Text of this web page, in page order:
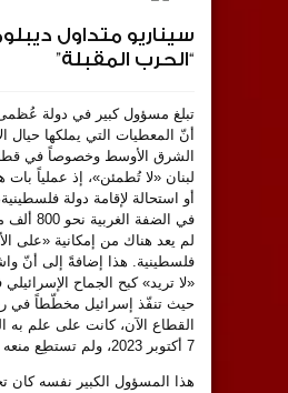
سيناريو متداول
“الحرب المقبلة”
تبلغ مسؤول كبير في دولة عُظمى
أنّ المعطيات التي يملكها حيال
الشرق الأوسط وخصوصاً في
لبنان «لا تُطمئن»، إذ عملياً بات
أو استحالة لإقامة دولة
في الضفة
لم يعد هناك من إمكانية «على
فلسطينية. هذا إضافةً إلى أنّ
«لا تريد» كبح الجماح
حيث تنفّذ إسرائيل مخطّطاً في
القطاع الآن، كانت على علم به
7 أكتوبر 2023، ولم تستطِع منعه حتى الآن.
هذا المسؤول الكبير نفسه كان